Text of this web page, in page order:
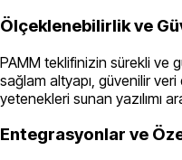
Ölçeklenebilirlik ve
PAMM teklifinizin sürekli ve
sağlam altyapı, güvenilir
yetenekleri sunan yazılımı
Entegrasyonlar ve